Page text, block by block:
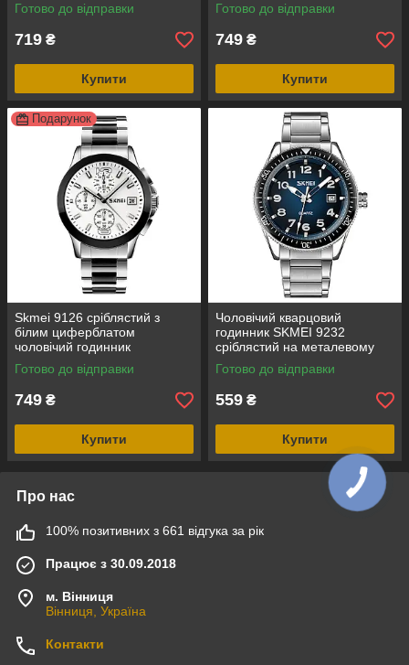
Готово до відправки
719 ₴
Купити
Готово до відправки
749 ₴
Купити
Подарунок
Skmei 9126 сріблястий з
білим циферблатом
чоловічий годинник
Готово до відправки
749 ₴
Купити
Чоловічий кварцовий
годинник SKMEI 9232
сріблястий на металевому
браслеті, синій циферблат
Готово до відправки
559 ₴
Купити
Про нас
100% позитивних з 661 відгука за рік
Працює з 30.09.2018
м. Вінниця
Вінниця, Україна
Контакти